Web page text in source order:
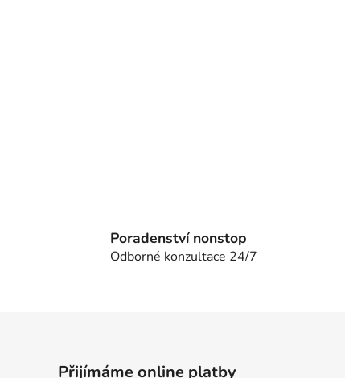
Poradenství nonstop
Odborné konzultace 24/7
Přijímáme online platby